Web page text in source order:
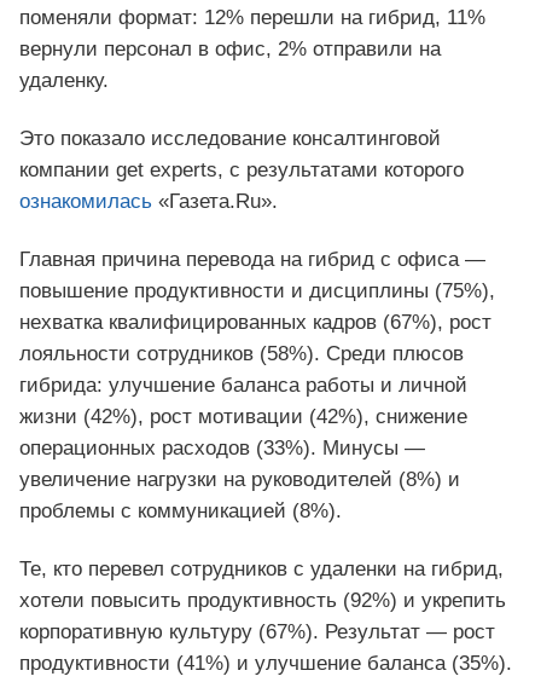
поменяли формат: 12% перешли на гибрид, 11%
вернули персонал в офис, 2% отправили на
удаленку.
Это показало исследование консалтинговой
компании get experts, с результатами которого
ознакомилась «Газета.Ru».
Главная причина перевода на гибрид с офиса —
повышение продуктивности и дисциплины (75%),
нехватка квалифицированных кадров (67%), рост
лояльности сотрудников (58%). Среди плюсов
гибрида: улучшение баланса работы и личной
жизни (42%), рост мотивации (42%), снижение
операционных расходов (33%). Минусы —
увеличение нагрузки на руководителей (8%) и
проблемы с коммуникацией (8%).
Те, кто перевел сотрудников с удаленки на гибрид,
хотели повысить продуктивность (92%) и укрепить
корпоративную культуру (67%). Результат — рост
продуктивности (41%) и улучшение баланса (35%).